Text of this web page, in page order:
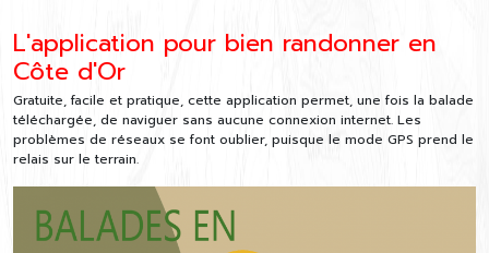
L'application pour bien randonner en
Côte d'Or
Gratuite, facile et pratique, cette application permet, une fois la balade
téléchargée, de naviguer sans aucune connexion internet. Les
problèmes de réseaux se font oublier, puisque le mode GPS prend le
relais sur le terrain.